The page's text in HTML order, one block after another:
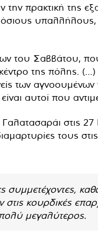
πρακτική της
υπαλλήλους,
του Σαββάτου,
της πόλης. (…)
των
αυτοί που
στις
τους
συμμετέχοντες,
κουρδικές
μεγαλύτερος.